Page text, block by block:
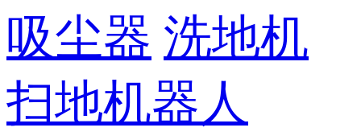
吸尘器 洗地机
扫地机器人